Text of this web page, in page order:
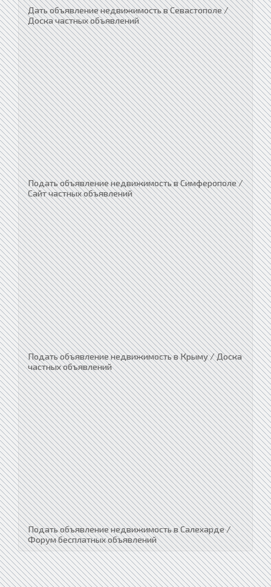
Дать объявление недвижимость в Севастополе /
Доска частных объявлений
Подать объявление недвижимость в Симферополе /
Сайт частных объявлений
Подать объявление недвижимость в Крыму / Доска
частных объявлений
Подать объявление недвижимость в Салехарде /
Форум бесплатных объявлений